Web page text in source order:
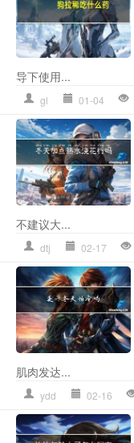
导下使用...
gl 01-04
不建议大...
dtj 02-17
肌肉发达...
ydd 02-16